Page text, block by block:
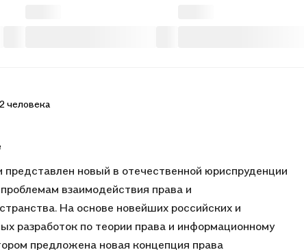
человека
представлен новый в отечественной юриспруденции
взаимодействия права и
На основе новейших российских и
разработок по теории права и информационному
предложена новая концепция права